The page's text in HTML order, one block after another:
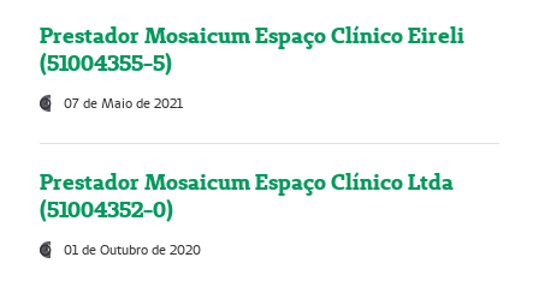
Prestador Mosaicum Espaço Clínico Eireli
(51004355-5)
07 de Maio de 2021
Prestador Mosaicum Espaço Clínico Ltda
(51004352-0)
01 de Outubro de 2020